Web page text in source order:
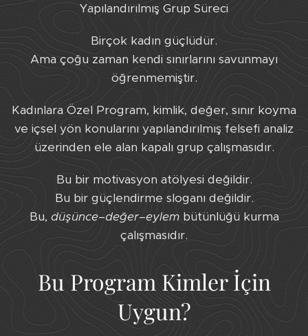
Yapılandırılmış Grup Süreci
Birçok kadın güçlüdür.
Ama çoğu zaman kendi sınırlarını savunmayı
öğrenmemiştir.
Kadınlara Özel Program, kimlik, değer, sınır koyma
ve içsel yön konularını yapılandırılmış felsefi analiz
üzerinden ele alan kapalı grup çalışmasıdır.
Bu bir motivasyon atölyesi değildir.
Bu bir güçlendirme sloganı değildir.
Bu, düşünce–değer–eylembütünlüğü kurma
çalışmasıdır.
Bu Program Kimler İçin
Uygun?